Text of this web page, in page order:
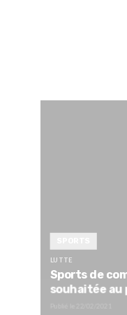
LUTTE
Sports de
souhaitée au